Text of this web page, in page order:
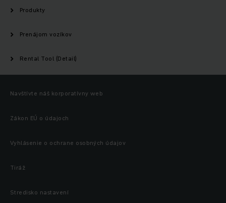
Produkty
Prenájom vozíkov
Rental Tool (Detail)
Navštívte náš korporatívny web
Zákon EÚ o údajoch
Vyhlásenie o ochrane osobných údajov
Tiráž
Stredisko nastavení